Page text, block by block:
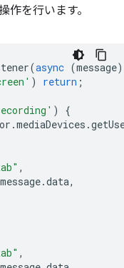
を行います。
(async (message)
) return ;
)
{
.mediaDevices .
,
message.data,
,